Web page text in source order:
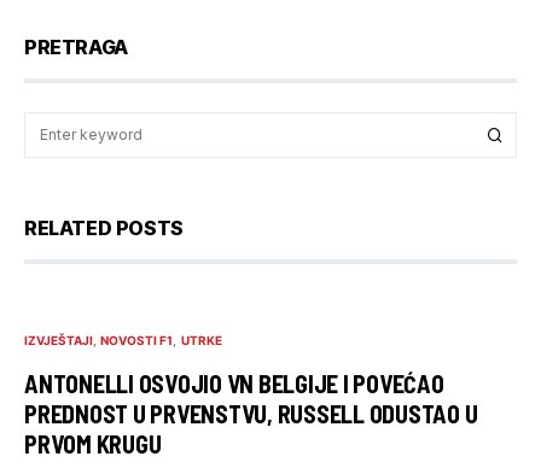
PRETRAGA
RELATED POSTS
IZVJEŠTAJI NOVOSTI F1 UTRKE
ANTONELLI OSVOJIO VN BELGIJE I POVEĆAO
PREDNOST U PRVENSTVU, RUSSELL ODUSTAO U
PRVOM KRUGU